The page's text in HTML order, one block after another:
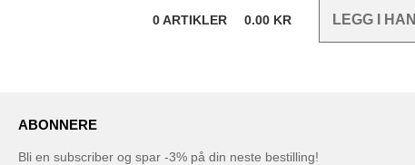
0ARTIKLER 0.00 KR
ABONNERE
Bli en subscriber og spar -3% på din neste bestilling!